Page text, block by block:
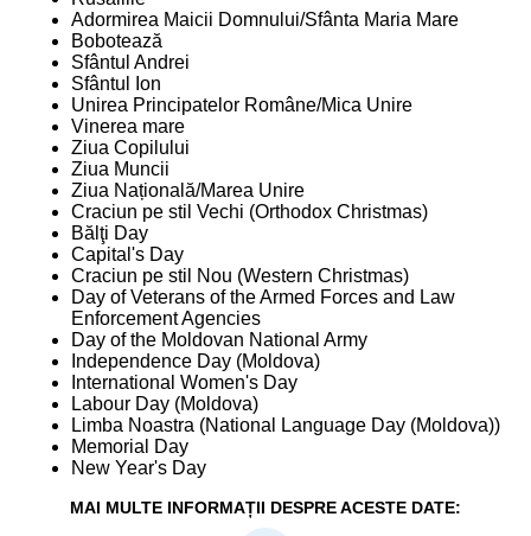
Adormirea Maicii Domnului/Sfânta Maria Mare
Bobotează
Sfântul Andrei
Sfântul Ion
Unirea Principatelor Române/Mica Unire
Vinerea mare
Ziua Copilului
Ziua Muncii
Ziua Națională/Marea Unire
Craciun pe stil Vechi (Orthodox Christmas)
Bălţi Day
Capital's Day
Craciun pe stil Nou (Western Christmas)
Day of Veterans of the Armed Forces and Law
Enforcement Agencies
Day of the Moldovan National Army
Independence Day (Moldova)
International Women's Day
Labour Day (Moldova)
Limba Noastra (National Language Day (Moldova))
Memorial Day
New Year's Day
MAI MULTE INFORMAȚII DESPRE ACESTE DATE: